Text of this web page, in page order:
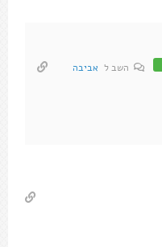
השב ל אביבה